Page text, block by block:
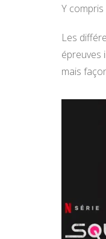
Y
Les
épreuves
mais